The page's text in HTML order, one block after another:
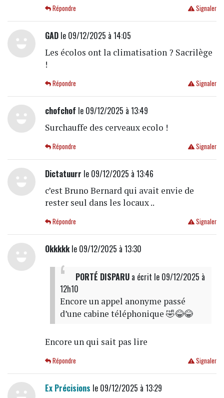
Signaler
Répondre
GADle 09/12/2025 à 14:05
Les écolos ont la climatisation ? Sacrilège
!
Signaler
Répondre
chofchof le 09/12/2025 à 13:49
Surchauffe des cerveaux ecolo !
Signaler
Répondre
Dictatuurr le 09/12/2025 à 13:46
c’est Bruno Bernard qui avait envie de
rester seul dans les locaux ..
Signaler
Répondre
Okkkkkle 09/12/2025 à 13:30
PORTÉ DISPARUa écrit le 09/12/2025 à
12h10
Encore un appel anonyme passé
d’une cabine téléphonique 🤣😂😂
Encore un qui sait pas lire
Signaler
Répondre
Ex Précisions le 09/12/2025 à 13:29